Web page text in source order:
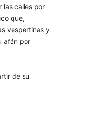
las calles por
que,
vespertinas y
afán por
de su